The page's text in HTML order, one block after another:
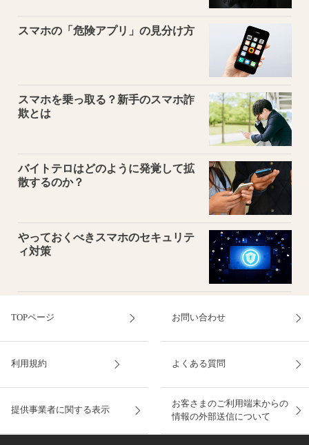
スマホの「危険アプリ」の見分け方
スマホを乗っ取る？新手のスマホ詐
欺とは
バイトテロはどのように発覚して拡
散するのか？
やっておくべきスマホのセキュリテ
ィ対策
TOPページ お問い合わせ
利用規約 よくある質問
提供事業者に関する表示
お客さまのご利用端末からの
情報の外部送信について